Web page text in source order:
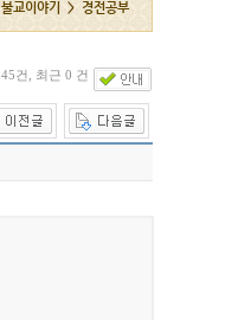
교이야기 > 경전공부
건, 최근 0 건